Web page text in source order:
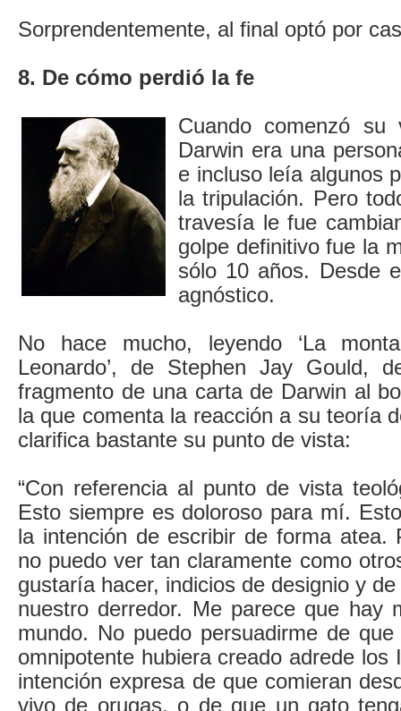
Sorprendentemente, al final optó por
8. De cómo perdió la fe
Cuando comenzó
Darwin era una
e incluso leía algunos
la tripulación. Pero
travesía le fue
golpe definitivo fue la
sólo 10 años. Desde
agnóstico.
No hace mucho, leyendo ‘La
Leonardo’, de Stephen Jay Gould,
fragmento de una carta de Darwin al
la que comenta la reacción a su teoría
clarifica bastante su punto de vista:
“Con referencia al punto de vista
Esto siempre es doloroso para mí.
la intención de escribir de forma atea.
no puedo ver tan claramente como
gustaría hacer, indicios de designio y
nuestro derredor. Me parece que hay
mundo. No puedo persuadirme de
omnipotente hubiera creado adrede los
intención expresa de que comieran
vivo de orugas, o de que un gato